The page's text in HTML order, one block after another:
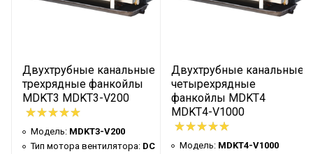
Двухтрубные канальные
трехрядные фанкойлы
MDKT3 MDKT3-V200
Модель: MDKT3-V200
Тип мотора вентилятора: DC
Двухтрубные канальные
четырехрядные
фанкойлы MDKT4
MDKT4-V1000
Модель: MDKT4-V1000